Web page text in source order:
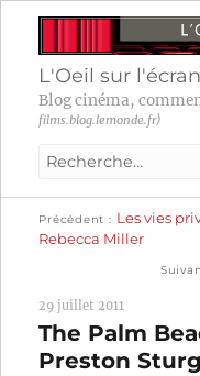
L'Oeil sur l'écran
Blog cinéma,
films.blog.lemonde.fr)
Recherche
:
Navigation
l’article
Précédent
Les vies
Rebecca Miller
29 juillet 2011
The Palm
Preston